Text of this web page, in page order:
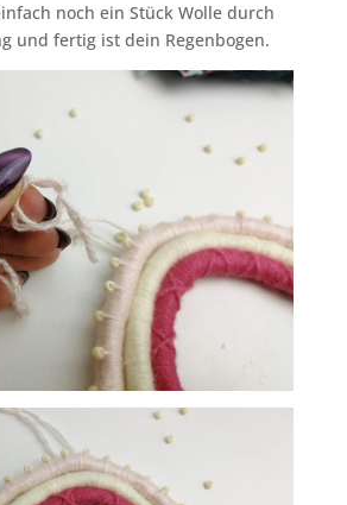
noch ein Stück Wolle durch
und fertig ist dein Regenbogen.